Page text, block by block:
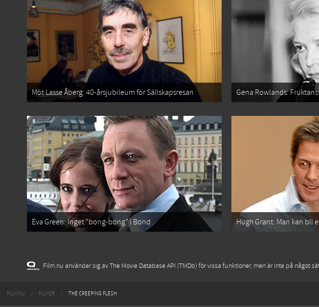
Möt Lasse Åberg: 40-årsjubileum för Sällskapsresan Gena Rowlands:
Eva Green: Inget “bong-bong” i Bond Hugh Grant: Man kan bli
Film.nu använder sig av The Movie Database API (TMDb) för vissa funktioner, men är inte på något
FILM.NU FILMER THE CREEPING FLESH